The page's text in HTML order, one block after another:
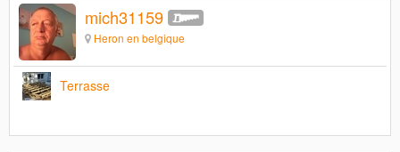
mich31159
Heron en belgique
Terrasse